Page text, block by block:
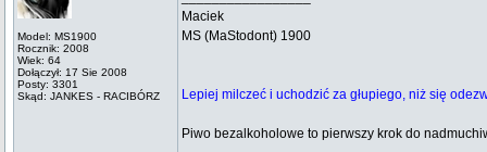
Model: MS1900
Rocznik: 2008
Wiek: 64
Dołączył: 17 Sie 2008
Posty: 3301
Skąd: JANKES - RACIBÓRZ
Maciek
MS (MaStodont) 1900
Lepiej milczeć i uchodzić za głupiego, niż się
Piwo bezalkoholowe to pierwszy krok do